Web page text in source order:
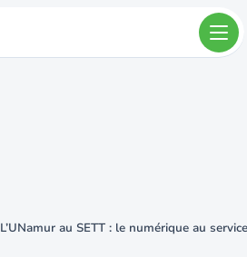
L’UNamur au SETT : le numérique au